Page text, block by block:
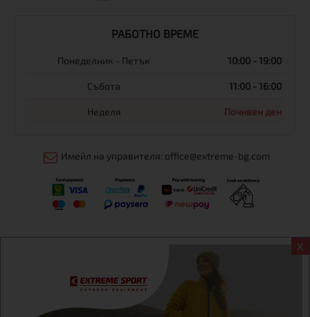
X
РАБОТНО ВРЕМЕ
Понеделник - Петък 10:00 - 19:00
Събота 11:00 - 16:00
Неделя Почивен ден
Имейл на управителя: office@extreme-bg.com
Екстрем спорт ЕООД, BG131452613, административен адрес
гр. София, Овча купел, ул.692, №12, офис 1, магазини